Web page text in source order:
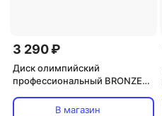
3 290 ₽
Диск олимпийский
профессиональный BRONZE
В магазин